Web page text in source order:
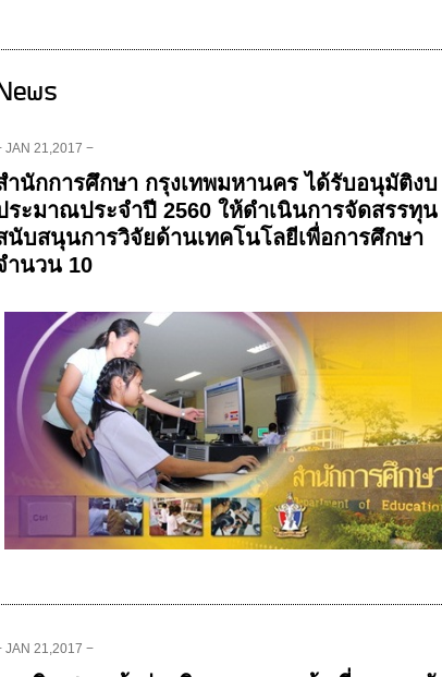
JAN 21,2017 −
ำนักการศึกษา กรุงเทพมหานคร ได้รับอนุมัติงบ
ระมาณประจำปี 2560 ให้ดำเนินการจัดสรรทุน
นับสนุนการวิจัยด้านเทคโนโลยีเพื่อการศึกษา
ำนวน 10
JAN 21,2017 −